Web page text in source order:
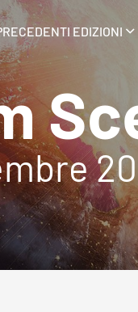
EDIZIONI